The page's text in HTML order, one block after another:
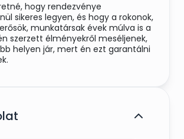
hogy rendezvénye
sikeres legyen, és hogy a rokonok,
munkatársak évek múlva is a
szerzett élményekről meséljenek,
helyen jár, mert én ezt garantálni